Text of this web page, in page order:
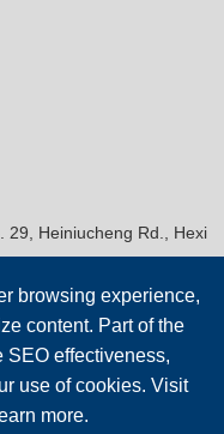
29, Heiniucheng Rd., Hexi
Co., Ltd.
browsing experience,
content. Part of the
SEO effectiveness,
use of cookies. Visit
more.